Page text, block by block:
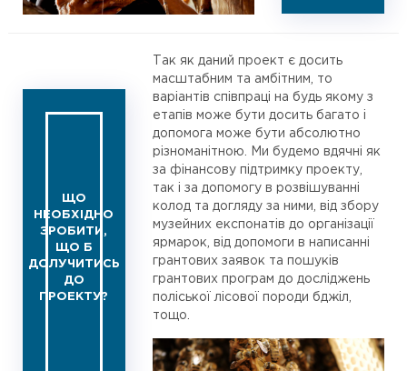
ЩО
НЕОБХІДНО
ЗРОБИТИ,
ЩО Б
ДОЛУЧИТИСЬ
ДО
ПРОЕКТУ?
Так як даний проект є досить
масштабним та амбітним, то
варіантів співпраці на будь якому з
етапів може бути досить багато і
допомога може бути абсолютно
різноманітною. Ми будемо вдячні як
за фінансову підтримку проекту,
так і за допомогу в розвішуванні
колод та догляду за ними, від збору
музейних експонатів до організації
ярмарок, від допомоги в написанні
грантових заявок та пошуків
грантових програм до досліджень
поліської лісової породи бджіл,
тощо.